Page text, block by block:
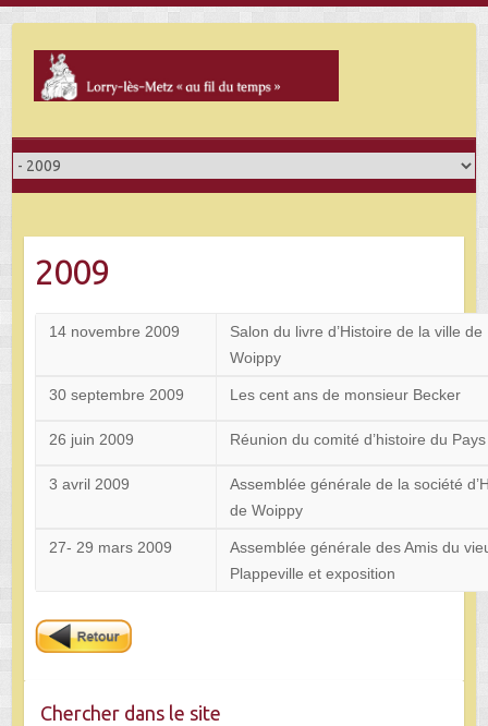
content
2009
14 novembre 2009
Salon du livre d’Histoire de la ville de
Woippy
30 septembre 2009 Les cent ans de monsieur Becker
26 juin 2009 Réunion du comité d’histoire du
3 avril 2009
Assemblée générale de la société
de Woippy
27- 29 mars 2009
Assemblée générale des Amis du
Plappeville et exposition
Chercher dans le site